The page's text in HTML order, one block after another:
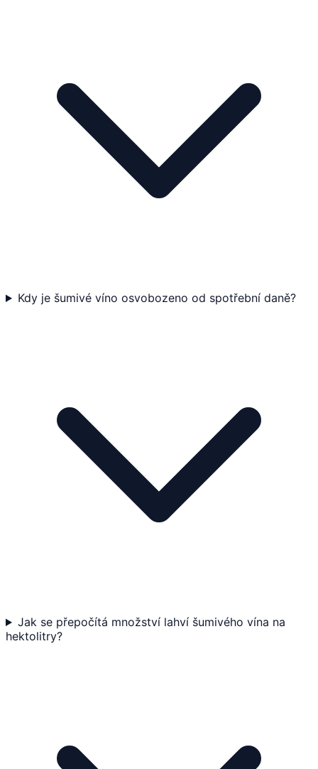
Kdy je šumivé víno osvobozeno od spotřební daně?
Jak se přepočítá množství lahví šumivého vína na
hektolitry?